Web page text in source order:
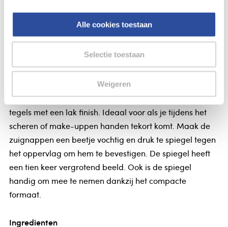
Alle cookies toestaan
Selectie toestaan
Weigeren
DA Spiegel met zuignap 10x vergrotend
DA Spiegel met zuignap 10x vergrotend
DA Spiegel met zuignappen 10x vergrotend
De Zenner spiegel heeft handige zuignappen waarmee
je de spiegel kunt ophangen aan een grotere spiegel of
tegels met een lak finish. Ideaal voor als je tijdens het
scheren of make-uppen handen tekort komt. Maak de
zuignappen een beetje vochtig en druk te spiegel tegen
het oppervlag om hem te bevestigen. De spiegel heeft
een tien keer vergrotend beeld. Ook is de spiegel
handig om mee te nemen dankzij het compacte
formaat.
Ingredienten